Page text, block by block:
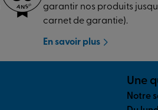
garantir nos produits
carnet de garantie).
En savoir plus
Une
Notre